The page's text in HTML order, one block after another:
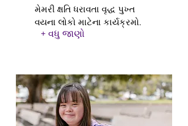
મેમરી ક્ષતિ ધરાવતા વૃદ્ધ પુખ્ત
વયના લોકો માટેના કાર્યક્રમો.
+ વધુ જાણો